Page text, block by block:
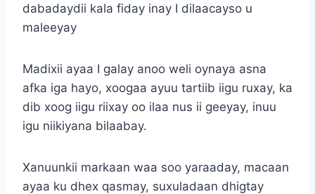
dabadaydii kala fiday inay I dilaacayso u
maleeyay
Madixii ayaa I galay anoo weli oynaya asna
afka iga hayo, xoogaa ayuu tartiib iigu ruxay, ka
dib xoog iigu riixay oo ilaa nus ii geeyay, inuu
igu niikiyana bilaabay.
Xanuunkii markaan waa soo yaraaday, macaan
ayaa ku dhex qasmay, suxuladaan dhigtay